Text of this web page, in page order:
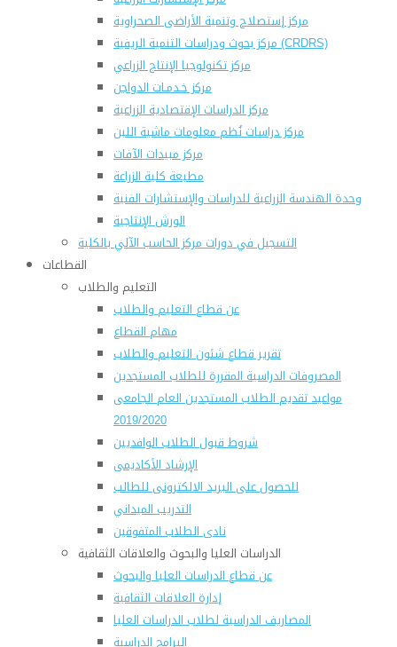
مركز إستصلاح وتنمية الأراضى الصحراوية
مركز بحوث ودراسات التنمية الريفية (CRDRS)
مركز تكنولوجيا الإنتاج الزراعي
مركز خـدمـات الدواجن
مركز الدراسات الإقتصادية الزراعية
مركز دراسات نُظم معلومات ماشية اللبن
مركز مبيدات الآفات
مطبعة كلية الزراعة
وحدة الهندسة الزراعية للدراسات والإستشارات الفنية
الورش الإنتاجية
التسجيل في دورات مركز الحاسب الآلي بالكلية
القطاعات
التعليم والطلاب
عن قطاع التعليم والطلاب
مهام القطاع
تقرير قطاع شئون التعليم والطلاب
المصروفات الدراسية المقررة للطلاب المستجدين
مواعيد تقديم الطلاب المستجدين العام الجامعى
2019/2020
شروط قبول الطلاب الوافديين
الإرشاد الأكاديمى
للحصول على البريد الالكترونى للطالب
التدريب الميداني
نادى الطلاب المتفوقين
الدراسات العليا والبحوث والعلاقات الثقافية
عن قطاع الدراسات العليا والبحوث
إدارة العلاقات الثقافية
المصاريف الدراسية لطلاب الدراسات العليا
البرامج الدراسية